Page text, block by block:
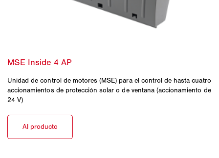
Unidad de control de motores (MSE) para el control de hasta cuatro
accionamientos de protección solar o de ventana (accionamiento de
24 V)